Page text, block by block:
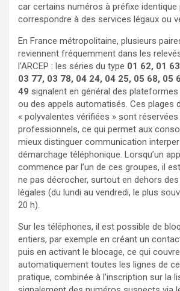
car certains numéros à préfixe identique
correspondre à des services légaux ou
En France métropolitaine, plusieurs
reviennent fréquemment dans les
l’ARCEP : les séries du type 01 62, 01
03 77, 03 78, 04 24, 04 25, 05 68, 05
49 signalent en général des
ou des appels automatisés. Ces plages
« polyvalentes vérifiées » sont
professionnels, ce qui permet aux
mieux distinguer communication
démarchage téléphonique. Lorsqu’un
commence par l’un de ces groupes, il
ne pas décrocher, surtout en dehors
légales (du lundi au vendredi, le plus
20 h).
Sur les téléphones, il est possible de
entiers, par exemple en créant un
puis en activant le blocage, ce qui couvre
automatiquement toutes les lignes de
pratique, combinée à l’inscription sur la